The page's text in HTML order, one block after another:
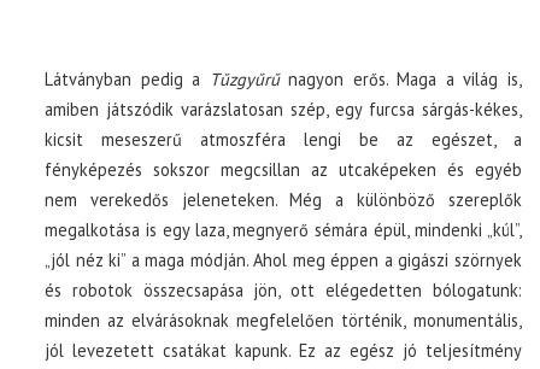
Látványban pedig a Tűzgyűrűnagyon erős. Maga a világ is,
amiben játszódik varázslatosan szép, egy furcsa sárgás-kékes,
kicsit meseszerű atmoszféra lengi be az egészet, a
fényképezés sokszor megcsillan az utcaképeken és egyéb
nem verekedős jeleneteken. Még a különböző szereplők
megalkotása is egy laza, megnyerő sémára épül, mindenki „kúl”,
„jól néz ki” a maga módján. Ahol meg éppen a gigászi szörnyek
és robotok összecsapása jön, ott elégedetten bólogatunk:
minden az elvárásoknak megfelelően történik, monumentális,
jól levezetett csatákat kapunk. Ez az egész jó teljesítmény